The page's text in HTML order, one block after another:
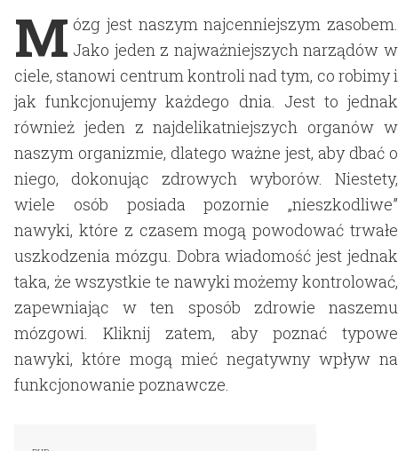
M ózg jest naszym najcenniejszym zasobem.
Jako jeden z najważniejszych narządów w
ciele, stanowi centrum kontroli nad tym, co robimy i
jak funkcjonujemy każdego dnia. Jest to jednak
również jeden z najdelikatniejszych organów w
naszym organizmie, dlatego ważne jest, aby dbać o
niego, dokonując zdrowych wyborów. Niestety,
wiele osób posiada pozornie „nieszkodliwe”
nawyki, które z czasem mogą powodować trwałe
uszkodzenia mózgu. Dobra wiadomość jest jednak
taka, że wszystkie te nawyki możemy kontrolować,
zapewniając w ten sposób zdrowie naszemu
mózgowi. Kliknij zatem, aby poznać typowe
nawyki, które mogą mieć negatywny wpływ na
funkcjonowanie poznawcze.